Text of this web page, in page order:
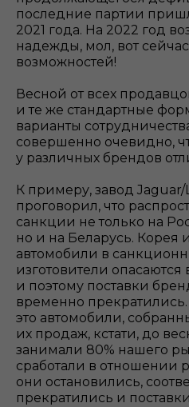
последние партии
2021 года. На 2022 год
надежды, мол, вот
возможностей!
Весной от всех
и те же стандартные
варианты
совершенно очевидно,
у различных брендов
К примеру, завод Jaguar/
проговорил, что
санкции не только на
но и на Беларусь.
автомобили в
изготовители
и поэтому поставки
временно
это автомобили,
их продаж, кстати, до
занимали 80% нашего
сработали в отношении
они остановились,
прекратились и